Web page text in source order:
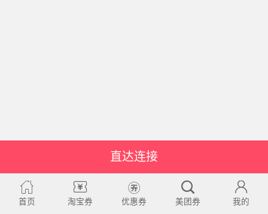
直达连接
首页 淘宝券 优惠券 美团券 我的